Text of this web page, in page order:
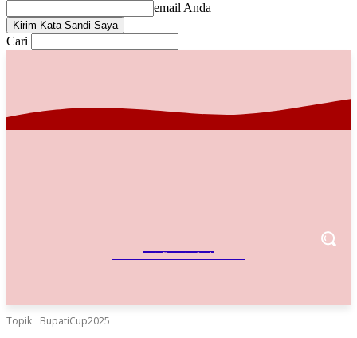
email Anda
Cari
Referensi Bisnis Indonesia
Topik BupatiCup2025